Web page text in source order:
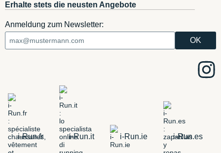
Erhalte stets die neusten Angebote
Anmeldung zum Newsletter:
i-Run.fr i-Run.it i-Run.ie i-Run.es